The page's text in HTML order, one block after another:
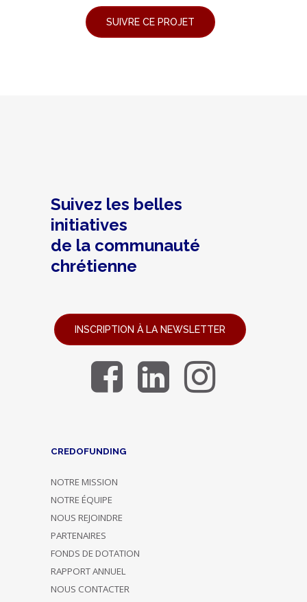
Suivez les belles
initiatives
de la communauté
chrétienne
INSCRIPTION À LA NEWSLETTER
CREDOFUNDING
NOTRE MISSION
NOTRE ÉQUIPE
NOUS REJOINDRE
PARTENAIRES
FONDS DE DOTATION
RAPPORT ANNUEL
NOUS CONTACTER